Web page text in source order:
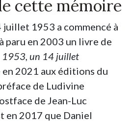
cette mémoire
juillet 1953 a commencé à
paru en 2003 un livre de
1953, un 14 juillet
2021 aux éditions du
de Ludivine
de Jean-Luc
en 2017 que Daniel